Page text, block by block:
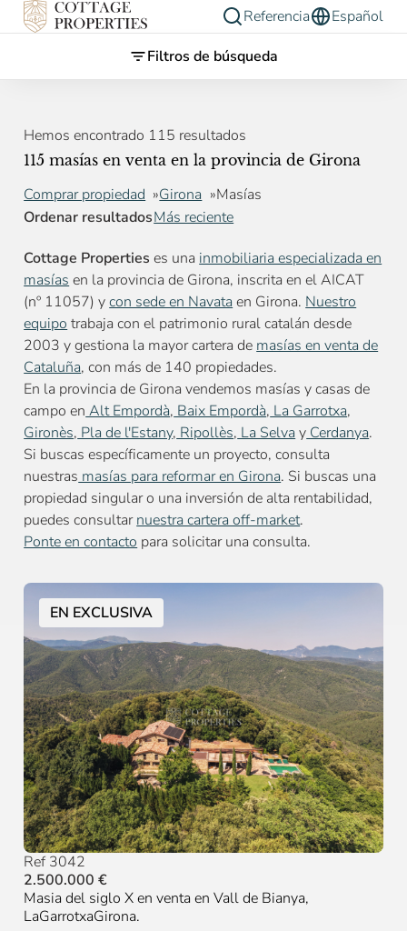
Referencia
Español
Filtros de búsqueda
Hemos encontrado 115 resultados
115 masías en venta en la provincia de Girona
Comprar propiedad Girona
Masías
Ordenar resultadosMás reciente
Cottage Properties es una inmobiliaria especializada en
masías en la provincia de Girona, inscrita en el AICAT
(nº 11057) ycon sede en Navata en Girona. Nuestro
equipo trabaja con el patrimonio rural catalán desde
2003 y gestiona la mayor cartera de masías en venta de
Cataluña, con más de 140 propiedades.
En la provincia de Girona vendemos masías y casas de
campo en Alt Empordà, Baix Empordà, La Garrotxa,
Gironès, Pla de l'Estany, Ripollès, La Selva y Cerdanya.
Si buscas específicamente un proyecto, consulta
nuestras masías para reformar en Girona. Si buscas una
propiedad singular o una inversión de alta rentabilidad,
puedes consultarnuestra cartera off-market.
Ponte en contacto para solicitar una consulta.
EN EXCLUSIVA
Ref 3042
2.500.000 €
Masia del siglo X en venta en Vall de Bianya,
LaGarrotxaGirona.